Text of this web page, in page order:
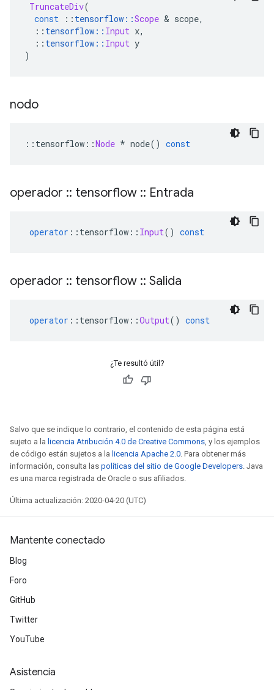
TruncateDiv(
const
:: tensorflow ::Scope & scope,
:: tensorflow :: Input x,
:: tensorflow :: Input y
)
nodo
:: tensorflow ::Node * node() const
operador :: tensorflow :: Entrada
operator :: tensorflow :: Input() const
operador :: tensorflow :: Salida
operator :: tensorflow ::Output() const
¿Te resultó útil?
Salvo que se indique lo contrario, el contenido de esta página está
sujeto a la licencia Atribución 4.0 de Creative Commons, y los ejemplos
de código están sujetos a la licencia Apache 2.0. Para obtener más
información, consulta las políticas del sitio de Google Developers. Java
es una marca registrada de Oracle o sus afiliados.
Última actualización: 2020-04-20 (UTC)
Mantente conectado
Blog
Foro
GitHub
Twitter
YouTube
Asistencia